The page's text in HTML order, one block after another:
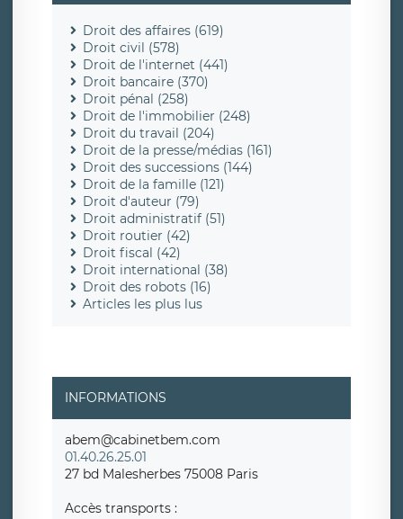
Droit des affaires (619)
Droit civil (578)
Droit de l'internet (441)
Droit bancaire (370)
Droit pénal (258)
Droit de l'immobilier (248)
Droit du travail (204)
Droit de la presse/médias (161)
Droit des successions (144)
Droit de la famille (121)
Droit d'auteur (79)
Droit administratif (51)
Droit routier (42)
Droit fiscal (42)
Droit international (38)
Droit des robots (16)
Articles les plus lus
INFORMATIONS
abem@cabinetbem.com
01.40.26.25.01
27 bd Malesherbes 75008 Paris
Accès transports :